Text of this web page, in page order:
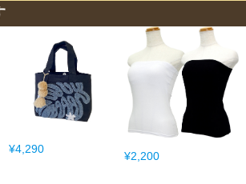
¥4,290
¥2,200